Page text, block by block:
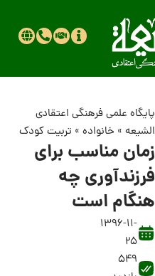
پایگاه علمی فرهنگی اعتقادی
الشیعه» خانواده» تربیت کودک
زمان مناسب برای
فرزندآوری چه
هنگام است
1396-11-
25
549